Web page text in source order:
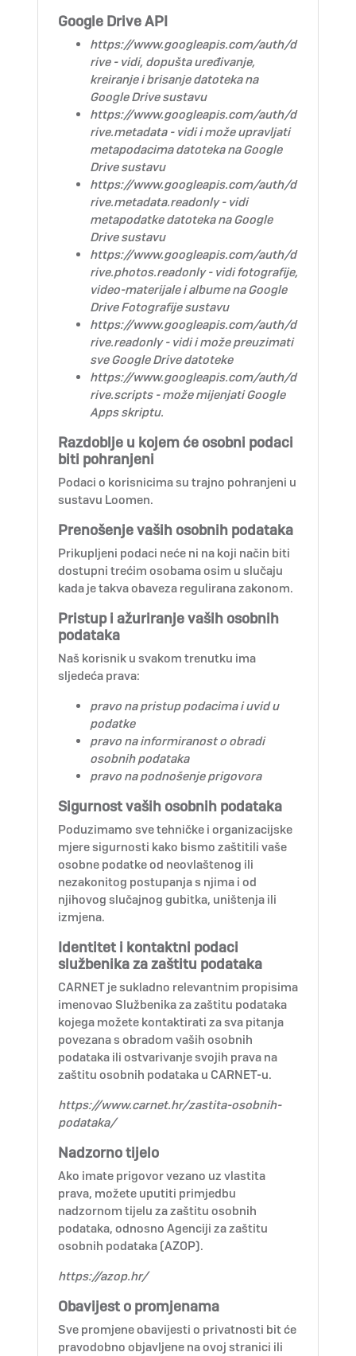
Google Drive API
https://www.googleapis.com/auth/d
rive- vidi, dopušta uređivanje,
kreiranje i brisanje datoteka na
Google Drive sustavu
https://www.googleapis.com/auth/d
rive.metadata- vidi i može upravljati
metapodacima datoteka na Google
Drive sustavu
https://www.googleapis.com/auth/d
rive.metadata.readonly- vidi
metapodatke datoteka na Google
Drive sustavu
https://www.googleapis.com/auth/d
rive.photos.readonly- vidi fotografije,
video-materijale i albume na Google
Drive Fotografije sustavu
https://www.googleapis.com/auth/d
rive.readonly- vidi i može preuzimati
sve Google Drive datoteke
https://www.googleapis.com/auth/d
rive.scripts- može mijenjati Google
Apps skriptu.
Razdoblje u kojem će osobni podaci
biti pohranjeni
Podaci o korisnicima su trajno pohranjeni u
sustavu Loomen.
Prenošenje vaših osobnih podataka
Prikupljeni podaci neće ni na koji način biti
dostupni trećim osobama osim u slučaju
kada je takva obaveza regulirana zakonom.
Pristup i ažuriranje vaših osobnih
podataka
Naš korisnik u svakom trenutku ima
sljedeća prava:
pravo na pristup podacima i uvid u
podatke
pravo na informiranost o obradi
osobnih podataka
pravo na podnošenje prigovora
Sigurnost vaših osobnih podataka
Poduzimamo sve tehničke i organizacijske
mjere sigurnosti kako bismo zaštitili vaše
osobne podatke od neovlaštenog ili
nezakonitog postupanja s njima i od
njihovog slučajnog gubitka, uništenja ili
izmjena.
Identitet i kontaktni podaci
službenika za zaštitu podataka
CARNET je sukladno relevantnim propisima
imenovao Službenika za zaštitu podataka
kojega možete kontaktirati za sva pitanja
povezana s obradom vaših osobnih
podataka ili ostvarivanje svojih prava na
zaštitu osobnih podataka u CARNET-u.
https://www.carnet.hr/zastita-osobnih-
podataka/
Nadzorno tijelo
Ako imate prigovor vezano uz vlastita
prava, možete uputiti primjedbu
nadzornom tijelu za zaštitu osobnih
podataka, odnosno Agenciji za zaštitu
osobnih podataka (AZOP).
https://azop.hr/
Obavijest o promjenama
Sve promjene obavijesti o privatnosti bit će
pravodobno objavljene na ovoj stranici ili